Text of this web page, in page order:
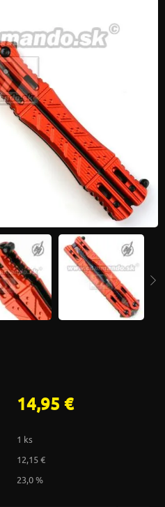
14,95 €
1 ks
12,15 €
23,0 %